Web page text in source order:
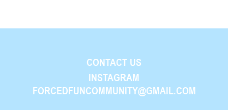
CONTACT US
INSTAGRAM
FORCEDFUNCOMMUNITY@GMAIL.COM